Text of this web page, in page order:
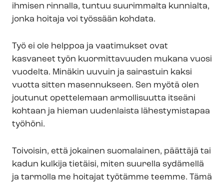
ihmisen rinnalla, tuntuu suurimmalta kunnialta,
jonka hoitaja voi työssään kohdata.
Työ ei ole helppoa ja vaatimukset ovat
kasvaneet työn kuormittavuuden mukana vuosi
vuodelta. Minäkin uuvuin ja sairastuin kaksi
vuotta sitten masennukseen. Sen myötä olen
joutunut opettelemaan armollisuutta itseäni
kohtaan ja hieman uudenlaista lähestymistapaa
työhöni.
Toivoisin, että jokainen suomalainen, päättäjä tai
kadun kulkija tietäisi, miten suurella sydämellä
ja tarmolla me hoitajat työtämme teemme. Tämä